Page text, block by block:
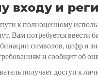
входу и
к полноценному
Вам потребуется
символов, цифр и
и сообщит об
получает доступ к